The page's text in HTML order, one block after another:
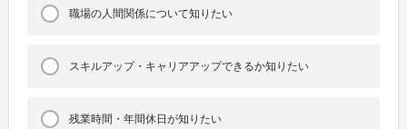
職場の人間関係について知りたい
スキルアップ・キャリアアップできるか知りたい
残業時間・年間休日が知りたい